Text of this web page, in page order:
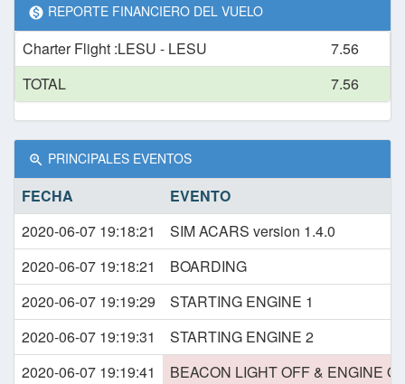
REPORTE FINANCIERO DEL VUELO
Charter Flight :LESU - LESU
7.56
TOTAL
7.56
PRINCIPALES EVENTOS
FECHA
EVENTO
2020-06-07 19:18:21
SIM ACARS version 1.4.0
2020-06-07 19:18:21
BOARDING
2020-06-07 19:19:29
STARTING ENGINE 1
2020-06-07 19:19:31
STARTING ENGINE 2
2020-06-07 19:19:41
BEACON LIGHT OFF & ENGINE